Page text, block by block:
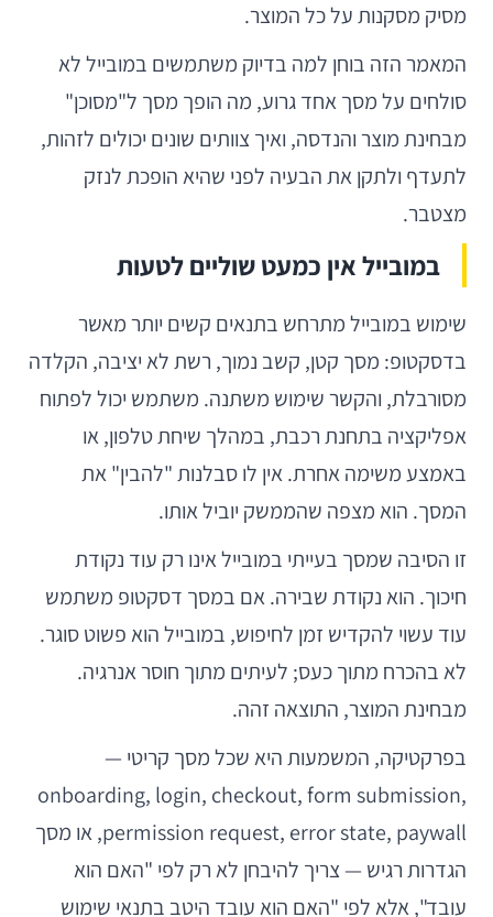
מסיק מסקנות על כל המוצר.
המאמר הזה בוחן למה בדיוק משתמשים במובייל לא
סולחים על מסך אחד גרוע, מה הופך מסך ל"מסוכן"
מבחינת מוצר והנדסה, ואיך צוותים שונים יכולים לזהות,
לתעדף ולתקן את הבעיה לפני שהיא הופכת לנזק
מצטבר.
במובייל אין כמעט שוליים לטעות
שימוש במובייל מתרחש בתנאים קשים יותר מאשר
בדסקטופ: מסך קטן, קשב נמוך, רשת לא יציבה, הקלדה
מסורבלת, והקשר שימוש משתנה. משתמש יכול לפתוח
אפליקציה בתחנת רכבת, במהלך שיחת טלפון, או
באמצע משימה אחרת. אין לו סבלנות "להבין" את
המסך. הוא מצפה שהממשק יוביל אותו.
זו הסיבה שמסך בעייתי במובייל אינו רק עוד נקודת
חיכוך. הוא נקודת שבירה. אם במסך דסקטופ משתמש
עוד עשוי להקדיש זמן לחיפוש, במובייל הוא פשוט סוגר.
לא בהכרח מתוך כעס; לעיתים מתוך חוסר אנרגיה.
מבחינת המוצר, התוצאה זהה.
בפרקטיקה, המשמעות היא שכל מסך קריטי —
onboarding, login, checkout, form submission,
permission request, error state, paywall, או מסך
הגדרות רגיש — צריך להיבחן לא רק לפי "האם הוא
עובד", אלא לפי "האם הוא עובד היטב בתנאי שימוש